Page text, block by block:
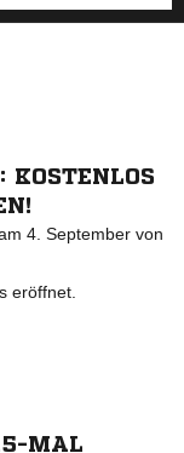
KOSTENLOS
4. September von
eröffnet.
MAL